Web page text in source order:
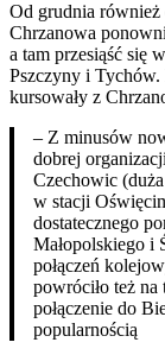
Od grudnia również
Chrzanowa
a tam przesiąść się
Pszczyny i Tychów.
kursowały z
– Z minusów
dobrej
Czechowic (duża
w stacji
dostatecznego
Małopolskiego i
połączeń
powróciło też na
połączenie do
popularnością